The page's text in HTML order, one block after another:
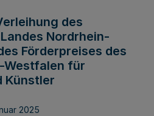
des
Nordrhein-
Förderpreises des
Westfalen für
Künstler
2025